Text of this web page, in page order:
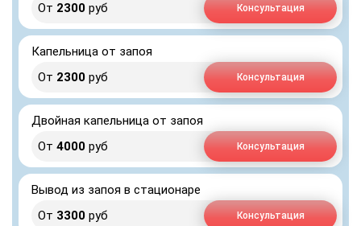
От 2300 руб Консультация
Капельница от запоя
От 2300 руб Консультация
Двойная капельница от запоя
От 4000 руб Консультация
Вывод из запоя в стационаре
От 3300 руб Консультация